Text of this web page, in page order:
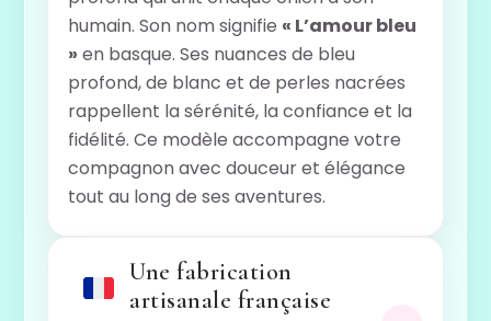
humain. Son nom signifie « L’amour bleu
» en basque. Ses nuances de bleu
profond, de blanc et de perles nacrées
rappellent la sérénité, la confiance et la
fidélité. Ce modèle accompagne votre
compagnon avec douceur et élégance
tout au long de ses aventures.
Une fabrication
artisanale française